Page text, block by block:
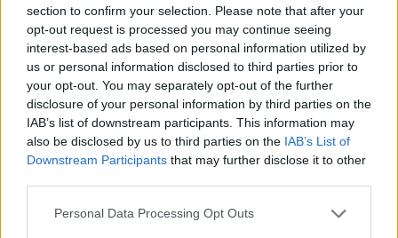
section to confirm your selection. Please note that after your
opt-out request is processed you may continue seeing
interest-based ads based on personal information utilized by
us or personal information disclosed to third parties prior to
your opt-out. You may separately opt-out of the further
disclosure of your personal information by third parties on the
IAB’s list of downstream participants. This information may
also be disclosed by us to third parties on the IAB’s List of
Downstream Participants that may further disclose it to other
Please note that this website/app uses one or more Google
Personal Data Processing Opt Outs